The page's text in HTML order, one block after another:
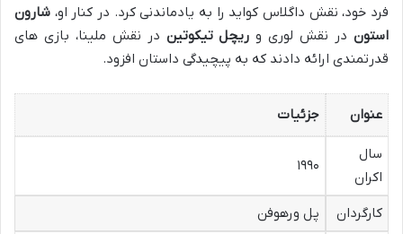
فرد خود، نقش داگلاس کواید را به یادماندنی کرد. در کنار او، شارون
استوندر نقش لوری و ریچل تیکوتین در نقش ملینا، بازی های
قدرتمندی ارائه دادند که به پیچیدگی داستان افزود.
عنوان جزئیات
سال
اکران
۱۹۹۰
کارگردان
پل ورهوفن